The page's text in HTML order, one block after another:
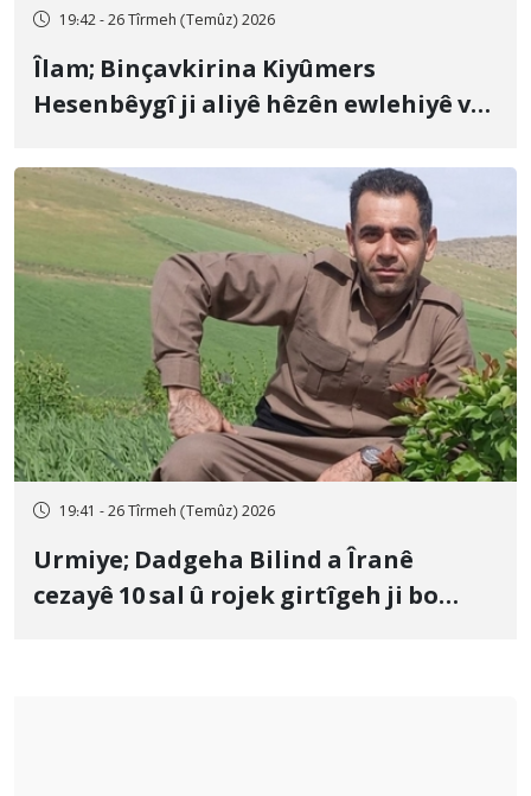
19:42 - 26 Tîrmeh (Temûz) 2026
Îlam; Binçavkirina Kiyûmers
Hesenbêygî ji aliyê hêzên ewlehiyê ve
19:41 - 26 Tîrmeh (Temûz) 2026
Urmiye; Dadgeha Bilind a Îranê
cezayê 10 sal û rojek girtîgeh ji bo